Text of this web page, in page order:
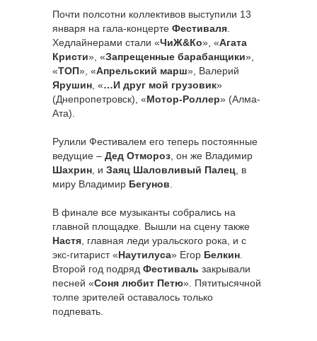
Почти полсотни коллективов выступили 13
января на гала-концерте Фестиваля
Хедлайнерами стали «ЧиЖ&Ко», «Агата
Кристи», «Запрещенные барабанщики»,
«ТОП», «Апрельский марш», Валерий
Ярушин , «…И друг мой грузовик»
(Днепропетровск), «Мотор-Роллер» (Алма-
Ата).
Рулили Фестивалем его теперь постоянные
ведущие – Дед Отмороз , он же Владимир
Шахрин , и Заяц Шаловливый Палец , в
миру Владимир Бегунов
В финале все музыканты собрались на
главной площадке. Вышли на сцену также
Настя , главная леди уральского рока, и с
экс-гитарист «Наутилуса» Егор Белкин
Второй год подряд Фестиваль закрывали
песней «Соня любит Петю». Пятитысячной
толпе зрителей оставалось только
подпевать.